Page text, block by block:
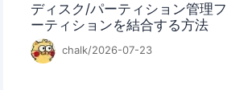
ディスク/パーティション管理
ーティションを結合する方法
chalk/2026-07-23